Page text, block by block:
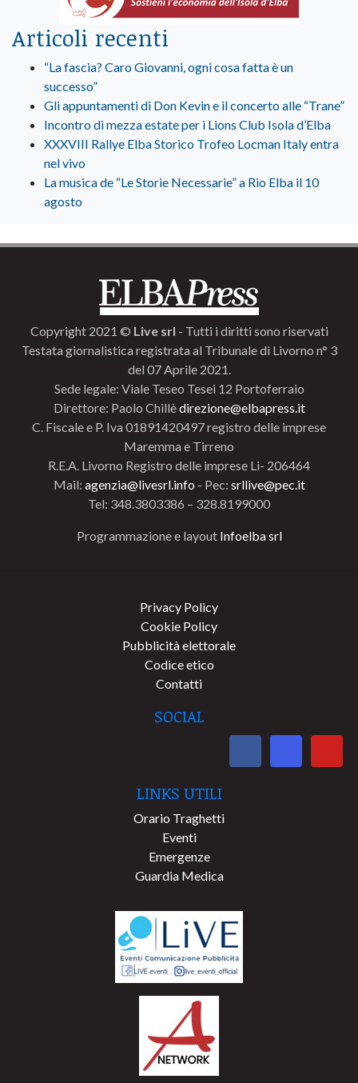
Articoli recenti
“La fascia? Caro Giovanni, ogni cosa fatta è un
successo”
Gli appuntamenti di Don Kevin e il concerto alle “Trane”
Incontro di mezza estate per i Lions Club Isola d’Elba
XXXVIII Rallye Elba Storico Trofeo Locman Italy entra
nel vivo
La musica de “Le Storie Necessarie” a Rio Elba il 10
agosto
Copyright 2021 © Live srl - Tutti i diritti sono riservati
Testata giornalistica registrata al Tribunale di Livorno n° 3
del 07 Aprile 2021.
Sede legale: Viale Teseo Tesei 12 Portoferraio
Direttore: Paolo Chillèdirezione@elbapress.it
C. Fiscale e P. Iva 01891420497 registro delle imprese
Maremma e Tirreno
R.E.A. Livorno Registro delle imprese Li- 206464
Mail: agenzia@livesrl.info - Pec: srllive@pec.it
Tel: 348.3803386 – 328.8199000
Programmazione e layout Infoelba srl
Privacy Policy
Cookie Policy
Pubblicità elettorale
Codice etico
Contatti
SOCIAL
LINKS UTILI
Orario Traghetti
Eventi
Emergenze
Guardia Medica